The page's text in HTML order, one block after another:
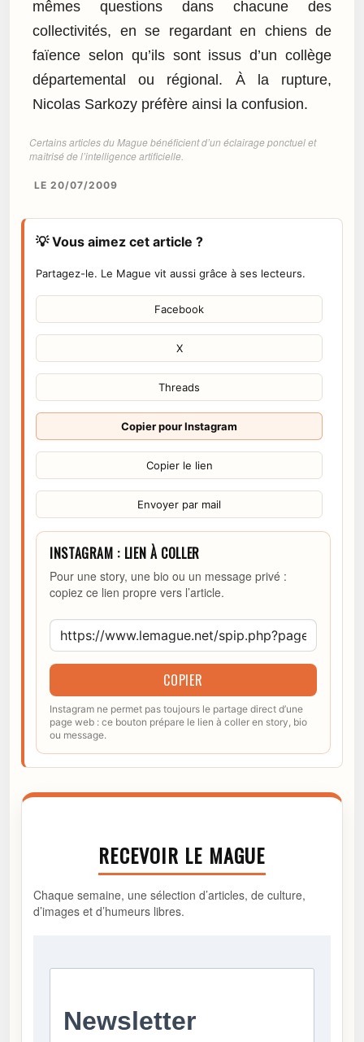
mêmes questions dans chacune des
collectivités, en se regardant en chiens de
faïence selon qu’ils sont issus d’un collège
départemental ou régional. À la rupture,
Nicolas Sarkozy préfère ainsi la confusion.
Certains articles du Mague bénéficient d’un éclairage ponctuel et
maîtrisé de l’intelligence artificielle.
LE 20/07/2009
💡 Vous aimez cet article ?
Partagez-le. Le Mague vit aussi grâce à ses lecteurs.
Facebook
X
Threads
Copier pour Instagram
Copier le lien
Envoyer par mail
INSTAGRAM : LIEN À COLLER
Pour une story, une bio ou un message privé :
copiez ce lien propre vers l’article.
COPIER
Instagram ne permet pas toujours le partage direct d’une
page web : ce bouton prépare le lien à coller en story, bio
ou message.
RECEVOIR LE MAGUE
Chaque semaine, une sélection d’articles, de culture,
d’images et d’humeurs libres.